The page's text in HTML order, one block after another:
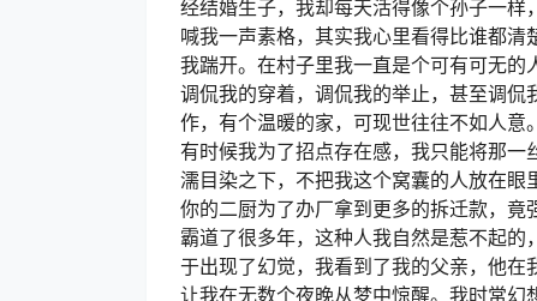
KIMI写解说文案提示词第
学习以下我发你的内容，以第一人称视
内容，你需要联网学习，电影内容，，